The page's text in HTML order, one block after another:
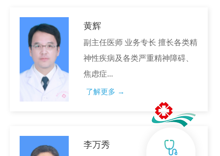
黄辉
副主任医师 业务专长 擅长各类精
神性疾病及各类严重精神障碍、
焦虑症...
了解更多 →
李万秀